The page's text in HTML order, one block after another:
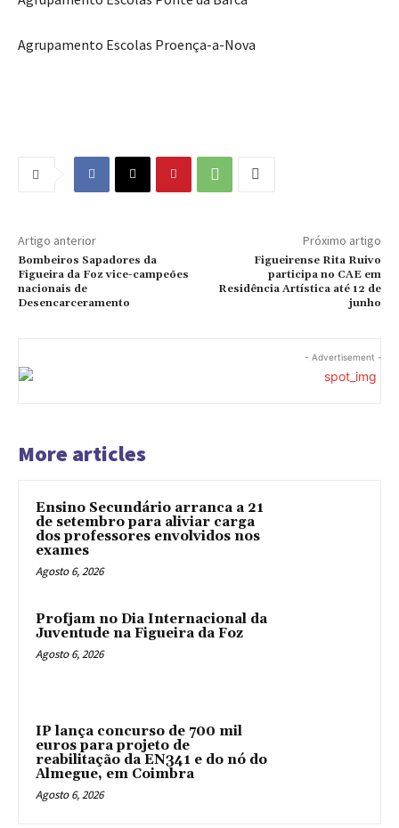
Agrupamento Escolas Proença-a-Nova
Artigo anterior
Bombeiros Sapadores da
Figueira da Foz vice-campeões
nacionais de
Desencarceramento
Próximo artigo
Figueirense Rita Ruivo
participa no CAE em
Residência Artística até 12 de
junho
- Advertisement -
More articles
Ensino Secundário arranca a 21
de setembro para aliviar carga
dos professores envolvidos nos
exames
Agosto 6, 2026
Profjam no Dia Internacional da
Juventude na Figueira da Foz
Agosto 6, 2026
IP lança concurso de 700 mil
euros para projeto de
reabilitação da EN341 e do nó do
Almegue, em Coimbra
Agosto 6, 2026